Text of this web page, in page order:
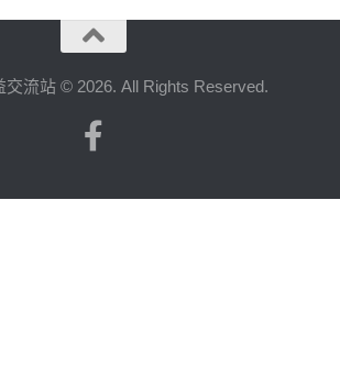
交流站 © 2026. All Rights Reserved.